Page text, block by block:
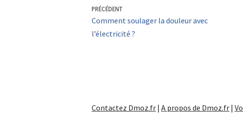
PRÉCÉDENT
Comment soulager la douleur avec
l’électricité ?
Contactez Dmoz.fr | A propos de Dmoz.fr |